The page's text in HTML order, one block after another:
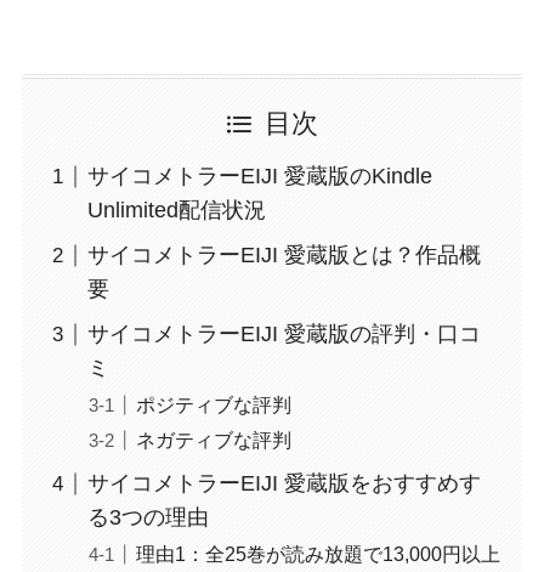
目次
サイコメトラーEIJI 愛蔵版のKindle
Unlimited配信状況
サイコメトラーEIJI 愛蔵版とは？作品概
要
サイコメトラーEIJI 愛蔵版の評判・口コ
ミ
ポジティブな評判
ネガティブな評判
サイコメトラーEIJI 愛蔵版をおすすめす
る3つの理由
理由1：全25巻が読み放題で13,000円以上